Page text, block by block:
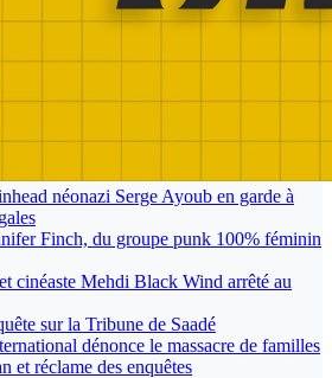
néonazi Serge Ayoub en garde à
Finch, du groupe punk 100% féminin
cinéaste Mehdi Black Wind arrêté au
sur la Tribune de Saadé
dénonce le massacre de familles
et réclame des enquêtes